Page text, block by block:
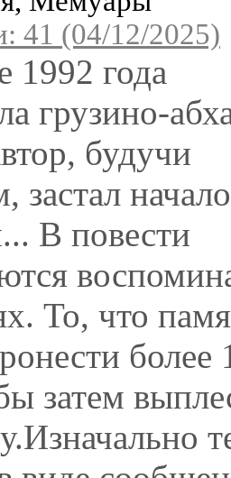
41 (04/12/2025)
1992 года
грузино-
будучи
застал
В повести
То, что
более
затем